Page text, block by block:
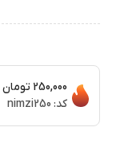
250,000 تومان
کد: nimzi250